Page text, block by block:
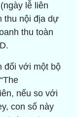
lễ liên
thu nội địa dự
thu toàn
đối với một bộ
nếu so với
con số này